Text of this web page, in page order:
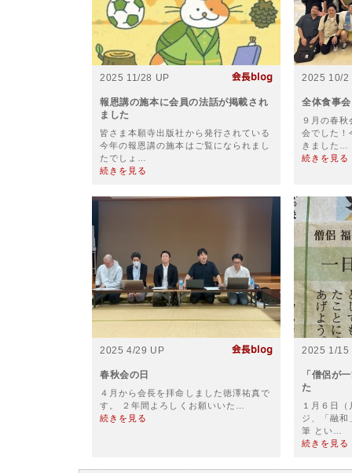
2025 11/28 UP
報恩講の施本に会員の法話が掲載され
ました
皆さま本願寺出版社から発行されている
今年の報恩講の施本はご覧になられまし
たでしょ…
続きを見る
2025 10/2
全体食事
９月の春秋
会でした！
きました…
続きを見る
2025 4/29 UP
春秋会の日
４月から会長を拝命しました徳澤祐真で
す。 ２年間よろしくお願いいた…
続きを見る
2025 1/15
「僧侶が
た
１月６日（
ジ、「融和
筆 とい…
続きを見る